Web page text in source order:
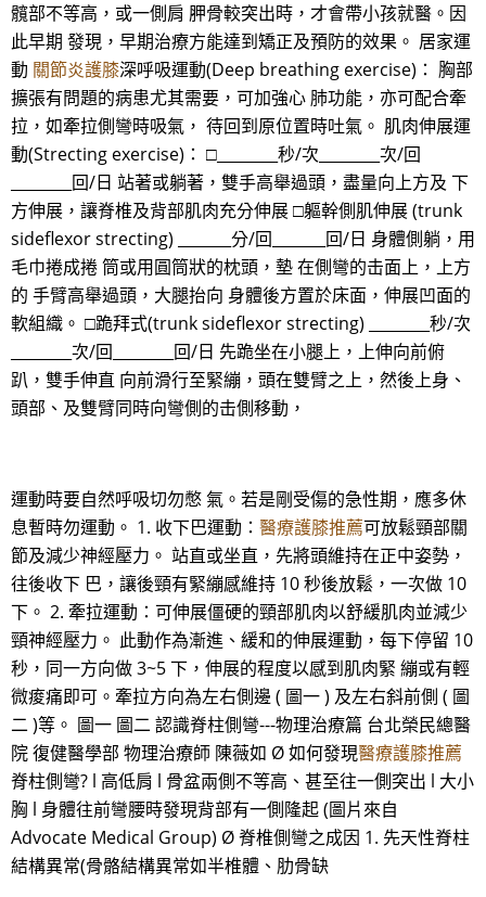
髖部不等高，或一側肩 胛骨較突出時，才會帶小孩就醫。因
此早期 發現，早期治療方能達到矯正及預防的效果。 居家運
動 關節炎護膝深呼吸運動(Deep breathing exercise)： 胸部
擴張有問題的病患尤其需要，可加強心 肺功能，亦可配合牽
拉，如牽拉側彎時吸氣， 待回到原位置時吐氣。 肌肉伸展運
動(Strecting exercise)： □________秒/次________次/回
________回/日 站著或躺著，雙手高舉過頭，盡量向上方及 下
方伸展，讓脊椎及背部肌肉充分伸展 □軀幹側肌伸展 (trunk
sideflexor strecting) _______分/回_______回/日 身體側躺，用
毛巾捲成捲 筒或用圓筒狀的枕頭，墊 在側彎的击面上，上方
的 手臂高舉過頭，大腿抬向 身體後方置於床面，伸展凹面的
軟組織。 □跪拜式(trunk sideflexor strecting) ________秒/次
________次/回________回/日 先跪坐在小腿上，上伸向前俯
趴，雙手伸直 向前滑行至緊繃，頭在雙臂之上，然後上身、
頭部、及雙臂同時向彎側的击側移動，
運動時要自然呼吸切勿憋 氣。若是剛受傷的急性期，應多休
息暫時勿運動。 1. 收下巴運動： 醫療護膝推薦可放鬆頸部關
節及減少神經壓力。 站直或坐直，先將頭維持在正中姿勢，
往後收下 巴，讓後頸有緊繃感維持 10 秒後放鬆，一次做 10
下。 2. 牽拉運動：可伸展僵硬的頸部肌肉以舒緩肌肉並減少
頸神經壓力。 此動作為漸進、緩和的伸展運動，每下停留 10
秒，同一方向做 3~5 下，伸展的程度以感到肌肉緊 繃或有輕
微痠痛即可。牽拉方向為左右側邊 ( 圖一 ) 及左右斜前側 ( 圖
二 )等。 圖一 圖二 認識脊柱側彎---物理治療篇 台北榮民總醫
院 復健醫學部 物理治療師 陳薇如 Ø 如何發現醫療護膝推薦
脊柱側彎? l 高低肩 l 骨盆兩側不等高、甚至往一側突出 l 大小
胸 l 身體往前彎腰時發現背部有一側隆起 (圖片來自
Advocate Medical Group) Ø 脊椎側彎之成因 1. 先天性脊柱
結構異常(骨骼結構異常如半椎體、肋骨缺